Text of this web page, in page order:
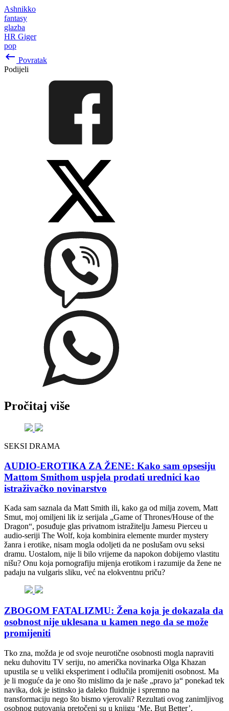
Ashnikko
fantasy
glazba
HR Giger
pop
keyboard_backspace Povratak
Podijeli
Pročitaj više
SEKSI DRAMA
AUDIO-EROTIKA ZA ŽENE: Kako sam opsesiju
Mattom Smithom uspjela prodati urednici kao
istraživačko novinarstvo
Kada sam saznala da Matt Smith ili, kako ga od milja zovem, Matt
Smut, moj omiljeni lik iz serijala „Game of Thrones/House of the
Dragon“, posuđuje glas privatnom istražitelju Jamesu Pierceu u
audio-seriji The Wolf, koja kombinira elemente murder mystery
žanra i erotike, nisam mogla odoljeti da ne poslušam ovu seksi
dramu. Uostalom, nije li bilo vrijeme da napokon dobijemo vlastitu
nišu? Onu koja pornografiju mijenja erotikom i razumije da žene ne
padaju na vulgaris sliku, već na elokventnu priču?
ZBOGOM FATALIZMU: Žena koja je dokazala da
osobnost nije uklesana u kamen nego da se može
promijeniti
Tko zna, možda je od svoje neurotične osobnosti mogla napraviti
neku duhovitu TV seriju, no američka novinarka Olga Khazan
upustila se u veliki eksperiment i odlučila promijeniti osobnost. Ma
je li moguće da je ono što mislimo da je naše „pravo ja“ ponekad tek
navika, dok je istinsko ja daleko fluidnije i spremno na
transformaciju nego što bismo vjerovali? Rezultati ovog zanimljivog
osobnog putovanja pretočeni su u knjigu ‘Me, But Better’.